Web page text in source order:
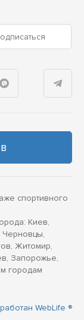
спортивного
Киев,
Черновцы,
Житомир,
Запорожье,
городам
WebLife ®